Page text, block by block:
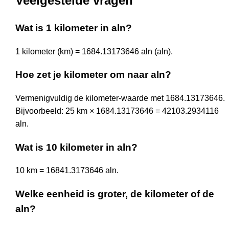
Wat is 1 kilometer in aln?
1 kilometer (km) = 1684.13173646 aln (aln).
Hoe zet je kilometer om naar aln?
Vermenigvuldig de kilometer-waarde met 1684.13173646.
Bijvoorbeeld: 25 km × 1684.13173646 = 42103.2934116
aln.
Wat is 10 kilometer in aln?
10 km = 16841.3173646 aln.
Welke eenheid is groter, de kilometer of de
aln?